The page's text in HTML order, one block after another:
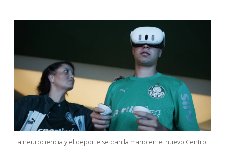
La neurociencia y el deporte se dan la mano en el nuevo Centro